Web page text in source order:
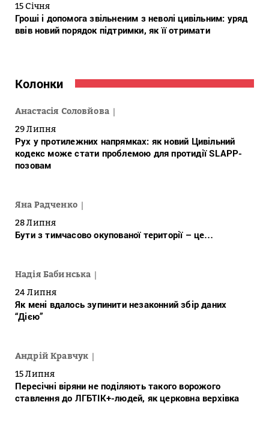
15 Січня
Гроші і допомога звільненим з неволі цивільним: уряд
ввів новий порядок підтримки, як її отримати
Колонки
Анастасія Соловйова
29 Липня
Рух у протилежних напрямках: як новий Цивільний
кодекс може стати проблемою для протидії SLAPP-
позовам
Яна Радченко
28 Липня
Бути з тимчасово окупованої території – це…
Надія Бабинська
24 Липня
Як мені вдалось зупинити незаконний збір даних
“Дією”
Андрій Кравчук
15 Липня
Пересічні віряни не поділяють такого ворожого
ставлення до ЛГБТІК+-людей, як церковна верхівка